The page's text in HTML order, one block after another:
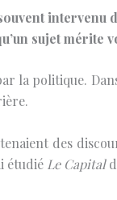
sujet
la politique.
des
étudié Le Capital